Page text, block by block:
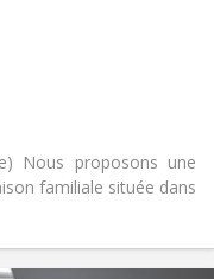
Nous proposons une
familiale située dans